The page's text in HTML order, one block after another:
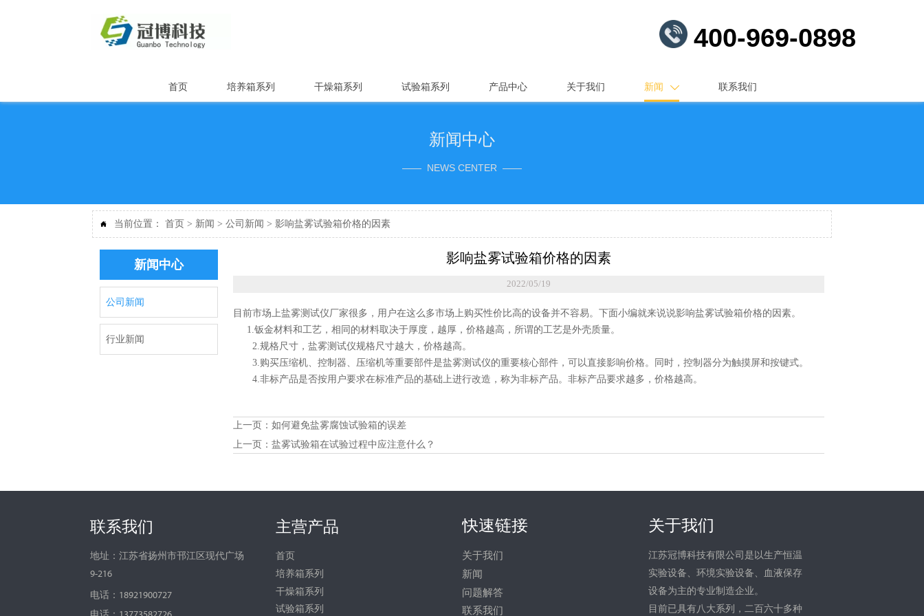
400-969-0898
首页 培养箱系列 干燥箱系列 试验箱系列 产品中心 关于我们 新闻  联系我们
新闻中心
—— NEWS CENTER ——
 当前位置：首页 > 新闻 >公司新闻 >影响盐雾试验箱价格的因素
新闻中心
公司新闻
行业新闻
影响盐雾试验箱价格的因素
2022/05/19
目前市场上盐雾测试仪厂家很多，用户在这么多市场上购买性价比高的设备并不容易。下面小编就来说说影响盐雾试验箱价格的因素。
1.钣金材料和工艺，相同的材料取决于厚度，越厚，价格越高，所谓的工艺是外壳质量。
2.规格尺寸，盐雾测试仪规格尺寸越大，价格越高。
3.购买压缩机、控制器、压缩机等重要部件是盐雾测试仪的重要核心部件，可以直接影响价格。同时，控制器分为触摸屏和按键式。
4.非标产品是否按用户要求在标准产品的基础上进行改造，称为非标产品。非标产品要求越多，价格越高。
上一页： 如何避免盐雾腐蚀试验箱的误差
上一页： 盐雾试验箱在试验过程中应注意什么？
联系我们
地址：江苏省扬州市邗江区现代广场
9-216
电话：18921900727
主营产品
首页
培养箱系列
干燥箱系列
试验箱系列
快速链接
关于我们
新闻
问题解答
联系我们
关于我们
江苏冠博科技有限公司是以生产恒温
实验设备、环境实验设备、血液保存
设备为主的专业制造企业。
目前已具有八大系列，二百六十多种